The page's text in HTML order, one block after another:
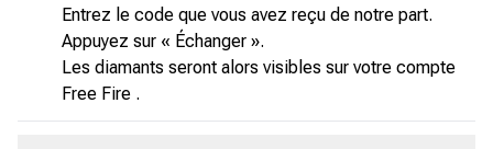
Entrez le code que vous avez reçu de notre part.
Appuyez sur « Échanger ».
Les diamants seront alors visibles sur votre compte
Free Fire .